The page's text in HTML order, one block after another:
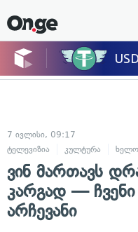
7 ივლისი, 09:17
ტელევიზია
კულტურა
ვინ მართავს
კარგად —
არჩევანი